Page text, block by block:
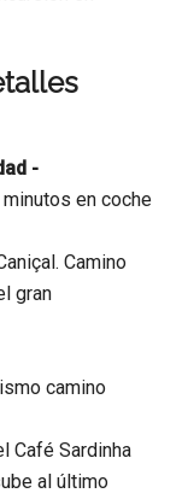
-
en coche
Camino
gran
camino
Café Sardinha
al último